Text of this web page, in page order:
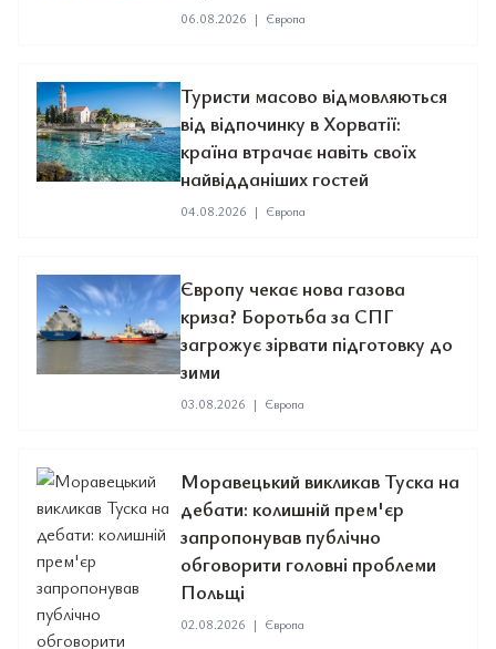
06.08.2026 | Європа
Туристи масово відмовляються
від відпочинку в Хорватії:
країна втрачає навіть своїх
найвідданіших гостей
04.08.2026 | Європа
Європу чекає нова газова
криза? Боротьба за СПГ
загрожує зірвати підготовку до
зими
03.08.2026 | Європа
Моравецький викликав Туска на
дебати: колишній прем'єр
запропонував публічно
обговорити головні проблеми
Польщі
02.08.2026 | Європа